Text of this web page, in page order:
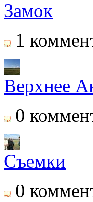
Замок
1
Верхнее
0
Съемки
0